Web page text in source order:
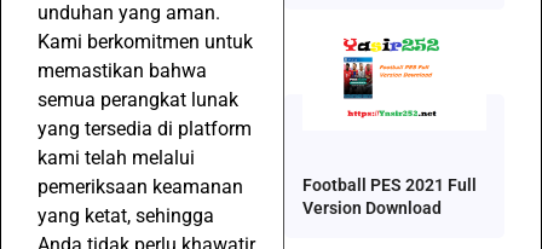
unduhan yang aman.
Kami berkomitmen untuk
memastikan bahwa
semua perangkat lunak
yang tersedia di platform
kami telah melalui
pemeriksaan keamanan
yang ketat, sehingga
Football PES 2021 Full
Version Download